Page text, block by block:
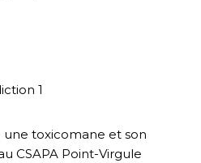
1
toxicomane et son
CSAPA Point-Virgule